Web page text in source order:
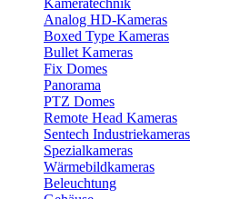
Analog HD-Kameras
Boxed Type Kameras
Bullet Kameras
Fix Domes
Panorama
PTZ Domes
Remote Head Kameras
Sentech Industriekameras
Spezialkameras
Wärmebildkameras
Beleuchtung